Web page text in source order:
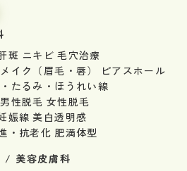
斑 ニキビ 毛穴治療
メイク（眉毛・唇）
ピアスホール
たるみ・ほうれい線
男性脱毛 女性脱毛
娠線 美白透明感
・抗老化 肥満体型
/ 美容皮膚科